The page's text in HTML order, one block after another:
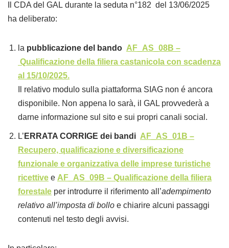
Il CDA del GAL durante la seduta n°182 del 13/06/2025
ha deliberato:
la pubblicazione del bando AF_AS_08B –
Qualificazione della filiera castanicola con scadenza
al 15/10/2025.
Il relativo modulo sulla piattaforma SIAG non é ancora
disponibile. Non appena lo sarà, il GAL provvederà a
darne informazione sul sito e sui propri canali social.
L’ ERRATA CORRIGE dei bandi AF_AS_01B –
Recupero, qualificazione e diversificazione
funzionale e organizzativa delle imprese turistiche
ricettive e AF_AS_09B – Qualificazione della filiera
forestale per introdurre il riferimento all’adempimento
relativo all’imposta di bollo e chiarire alcuni passaggi
contenuti nel testo degli avvisi.